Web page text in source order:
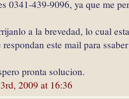
0341-439-9096, ya que me
a la brevedad, lo cual
respondan este mail para
pronta solucion.
2009 at 16:36